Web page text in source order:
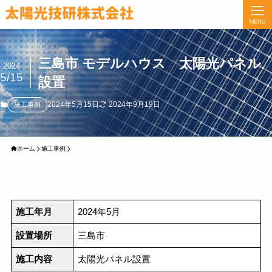
MENU
三島市 モデルハウス 太陽光パネル
設置
2024
5/15
施工事例 2024年5月15日 2024年9月19日
ホーム 施工事例
施工年月 2024年5月
設置場所 三島市
施工内容 太陽光パネル設置